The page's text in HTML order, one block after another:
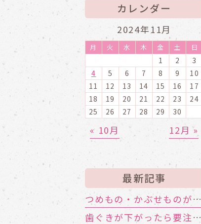
カレンダー
2024年11月
月 火 水 木 金 土 日
1 2
3
4
5 6 7 8 9
10
11
12 13 14 15 16
17
18
19 20 21 22 23
24
25
26 27 28 29 30
« 10月 12月 »
最新記事
つめもの・かぶせものが外れる！ その寿命と原因は？
歯ぐきが下がったら要注意！大人に多い根元むし歯